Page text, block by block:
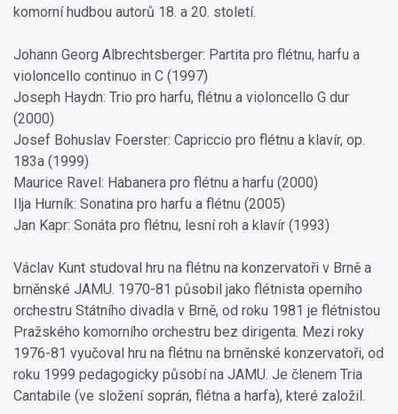
komorní hudbou autorů 18. a 20. století.
Johann Georg Albrechtsberger: Partita pro flétnu, harfu a
violoncello continuo in C (1997)
Joseph Haydn: Trio pro harfu, flétnu a violoncello G dur
(2000)
Josef Bohuslav Foerster: Capriccio pro flétnu a klavír, op.
183a (1999)
Maurice Ravel: Habanera pro flétnu a harfu (2000)
Ilja Hurník: Sonatina pro harfu a flétnu (2005)
Jan Kapr: Sonáta pro flétnu, lesní roh a klavír (1993)
Václav Kunt studoval hru na flétnu na konzervatoři v Brně a
brněnské JAMU. 1970-81 působil jako flétnista operního
orchestru Státního divadla v Brně, od roku 1981 je flétnistou
Pražského komorního orchestru bez dirigenta. Mezi roky
1976-81 vyučoval hru na flétnu na brněnské konzervatoři, od
roku 1999 pedagogicky působí na JAMU. Je členem Tria
Cantabile (ve složení soprán, flétna a harfa), které založil.